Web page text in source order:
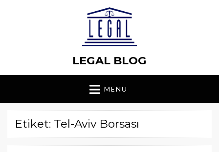
LEGAL BLOG
MENU
Etiket: Tel-Aviv Borsası